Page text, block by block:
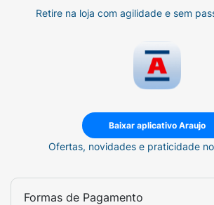
Retire na loja com agilidade e sem
Baixar aplicativo Araujo
Ofertas, novidades e praticidade
Formas de Pagamento